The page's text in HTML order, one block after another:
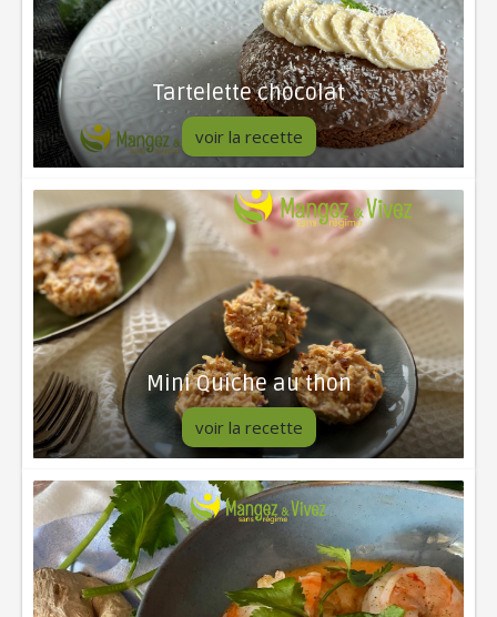
Tartelette chocolat
voir la recette
Mini Quiche au thon
voir la recette